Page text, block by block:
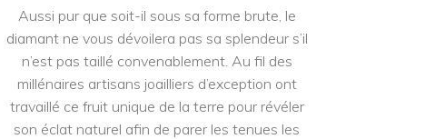
Aussi pur que soit-il sous sa forme brute, le
diamant ne vous dévoilera pas sa splendeur s’il
n’est pas taillé convenablement. Au fil des
millénaires artisans joailliers d’exception ont
travaillé ce fruit unique de la terre pour révéler
son éclat naturel afin de parer les tenues les